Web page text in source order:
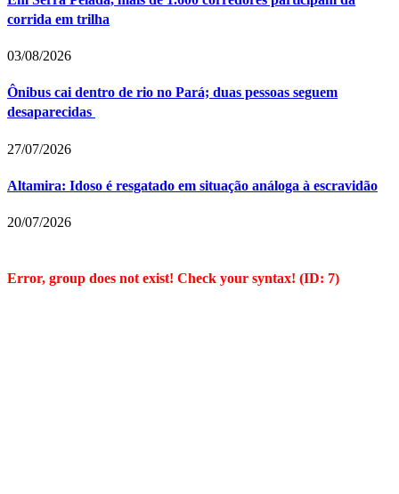
corrida em trilha
03/08/2026
Ônibus cai dentro de rio no Pará; duas pessoas seguem
desaparecidas
27/07/2026
Altamira: Idoso é resgatado em situação análoga à escravidão
20/07/2026
Error, group does not exist! Check your syntax! (ID: 7)